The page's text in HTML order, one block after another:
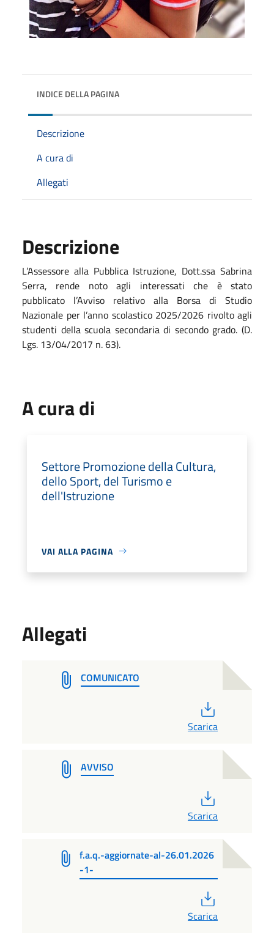
INDICE DELLA PAGINA
Descrizione
A cura di
Allegati
Descrizione
L’Assessore alla Pubblica Istruzione, Dott.ssa Sabrina
Serra, rende noto agli interessati che è stato
pubblicato l’Avviso relativo alla Borsa di Studio
Nazionale per l’anno scolastico 2025/2026 rivolto agli
studenti della scuola secondaria di secondo grado. (D.
Lgs. 13/04/2017 n. 63).
A cura di
Settore Promozione della Cultura,
dello Sport, del Turismo e
dell'Istruzione
VAI ALLA PAGINA
Allegati
COMUNICATO
Scarica
AVVISO
Scarica
f.a.q.-aggiornate-al-26.01.2026
-1-
Scarica